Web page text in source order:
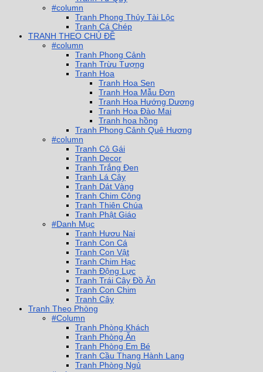
#column
Tranh Phong Thủy Tài Lộc
Tranh Cá Chép
TRANH THEO CHỦ ĐỀ
#column
Tranh Phong Cảnh
Tranh Trừu Tượng
Tranh Hoa
Tranh Hoa Sen
Tranh Hoa Mẫu Đơn
Tranh Hoa Hướng Dương
Tranh Hoa Đào Mai
Tranh hoa hồng
Tranh Phong Cảnh Quê Hương
#column
Tranh Cô Gái
Tranh Decor
Tranh Trắng Đen
Tranh Lá Cây
Tranh Dát Vàng
Tranh Chim Công
Tranh Thiên Chúa
Tranh Phật Giáo
#Danh Mục
Tranh Hươu Nai
Tranh Con Cá
Tranh Con Vật
Tranh Chim Hạc
Tranh Động Lực
Tranh Trái Cây Đồ Ăn
Tranh Con Chim
Tranh Cây
Tranh Theo Phòng
#Column
Tranh Phòng Khách
Tranh Phòng Ăn
Tranh Phòng Em Bé
Tranh Cầu Thang Hành Lang
Tranh Phòng Ngủ